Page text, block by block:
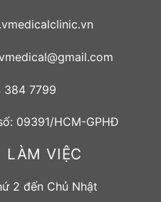
384 7799
09391/HCM-GPHĐ
LÀM VIỆC
2 đến Chủ Nhật